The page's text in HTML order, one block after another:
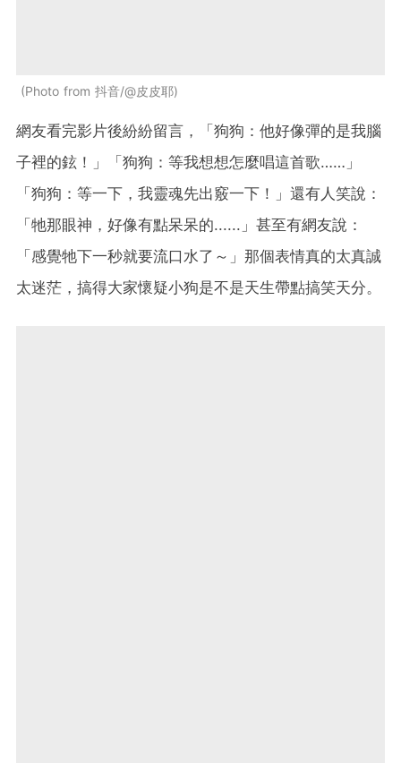
Photo from 抖音/@皮皮耶
網友看完影片後紛紛留言，「狗狗：他好像彈的是我腦
子裡的鉉！」「狗狗：等我想想怎麼唱這首歌……」
「狗狗：等一下，我靈魂先出竅一下！」還有人笑說：
「牠那眼神，好像有點呆呆的......」甚至有網友說：
「感覺牠下一秒就要流口水了～」那個表情真的太真誠
太迷茫，搞得大家懷疑小狗是不是天生帶點搞笑天分。